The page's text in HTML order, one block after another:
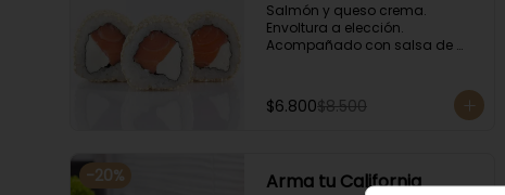
Salmón y queso crema.
Envoltura a elección.
Acompañado con salsa de
$6.800$8.500
-20% Arma tu California